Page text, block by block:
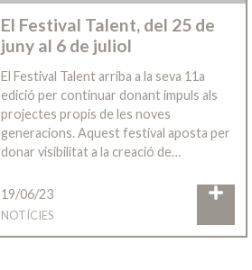
El Festival Talent, del 25 de
juny al 6 de juliol
El Festival Talent arriba a la seva 11a
edició per continuar donant impuls als
projectes propis de les noves
generacions. Aquest festival aposta per
donar visibilitat a la creació de…
19/06/23
NOTÍCIES